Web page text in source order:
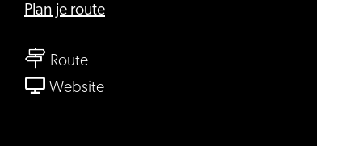
Plan je routenaar
Routenaar
Discover:
Websitevan